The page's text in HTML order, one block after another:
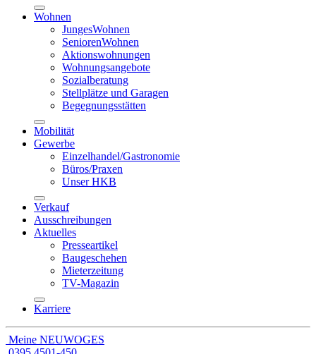
Wohnen
JungesWohnen
SeniorenWohnen
Aktionswohnungen
Wohnungsangebote
Sozialberatung
Stellplätze und Garagen
Begegnungsstätten
Mobilität
Gewerbe
Einzelhandel/Gastronomie
Büros/Praxen
Unser HKB
Verkauf
Ausschreibungen
Aktuelles
Presseartikel
Baugeschehen
Mieterzeitung
TV-Magazin
Karriere
Meine NEUWOGES